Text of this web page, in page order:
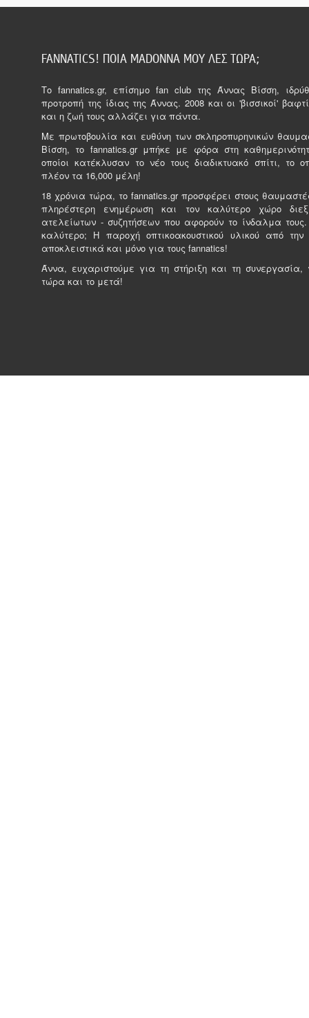
FANNATICS! ΠΟΙΑ MADONNA ΜΟΥ ΛΕΣ ΤΩΡΑ;
Tο fannatics.gr, επίσημο fan club της Άννας Βίσση,
προτροπή της ίδιας της Άννας. 2008 και οι 'βισσικοί'
και η ζωή τους αλλάζει για πάντα.
Με πρωτοβουλία και ευθύνη των σκληροπυρηνικών
Βίσση, το fannatics.gr μπήκε με φόρα στη
οποίοι κατέκλυσαν το νέο τους διαδικτυακό σπίτι, το
πλέον τα 16,000 μέλη!
18 χρόνια τώρα, το fannatics.gr προσφέρει στους
πληρέστερη ενημέρωση και τον καλύτερο χώρο
ατελείωτων - συζητήσεων που αφορούν το ίνδαλμα
καλύτερο; Η παροχή οπτικοακουστικού υλικού από
αποκλειστικά και μόνο για τους fannatics!
Άννα, ευχαριστούμε για τη στήριξη και τη συνεργασία,
τώρα και το μετά!